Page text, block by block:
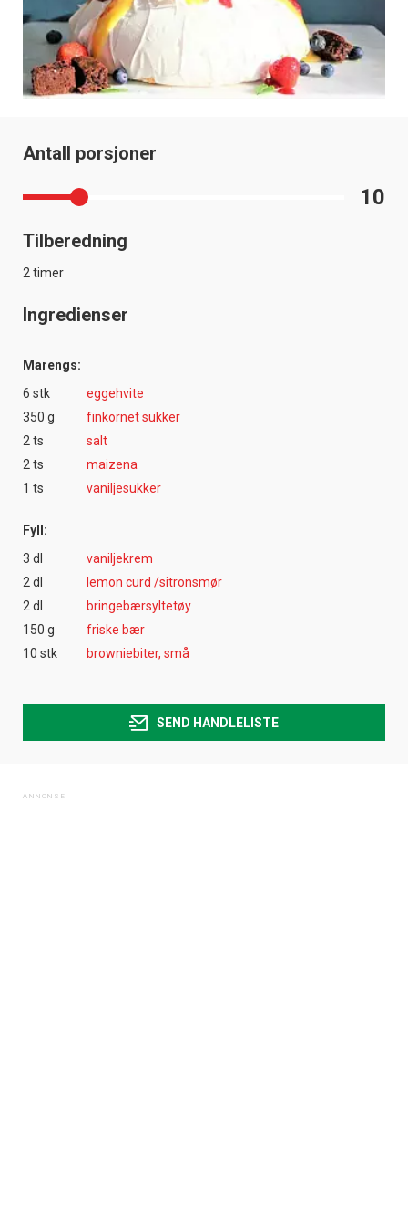
Antall porsjoner
10
Tilberedning
2 timer
Ingredienser
Marengs:
6 stk
eggehvite
350 g
finkornet sukker
2 ts
salt
2 ts
maizena
1 ts
vaniljesukker
Fyll:
3 dl
vaniljekrem
2 dl
lemon curd /sitronsmør
2 dl
bringebærsyltetøy
150 g
friske bær
10 stk
browniebiter, små
SEND HANDLELISTE